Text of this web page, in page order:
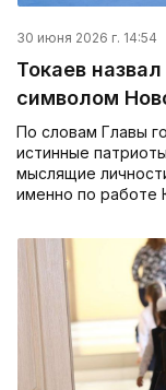
30 июня 2026 г. 14:54
Токаев
символом
По словам Главы
истинные
мыслящие
именно по работе